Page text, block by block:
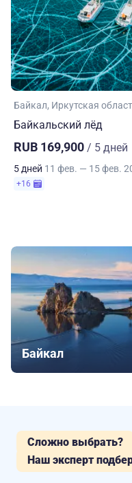
Байкал Иркутская
Байкальский лёд
RUB 169,900 / 5 дней
5 дней 11 фев. — 15 фев.
+16
Байкал
Сложно выбрать?
Наш эксперт